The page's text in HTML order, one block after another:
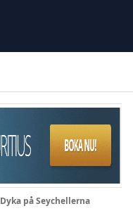
Dyka på Seychellerna